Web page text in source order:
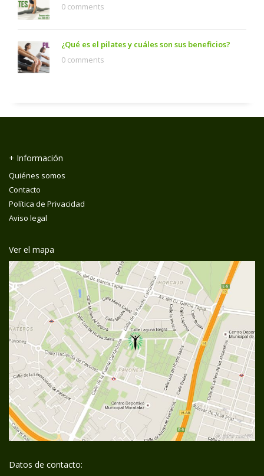
0 comments
¿Qué es el pilates y cuáles son sus beneficios?
0 comments
+ Información
Quiénes somos
Contacto
Política de Privacidad
Aviso legal
Ver el mapa
Datos de contacto: